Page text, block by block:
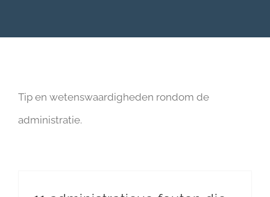
Tip en wetenswaardigheden rondom de
administratie.